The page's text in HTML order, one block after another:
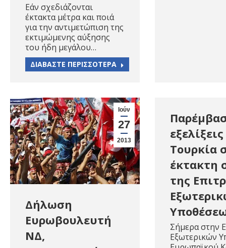
Εάν σχεδιάζονται
έκτακτα μέτρα και ποιά
για την αντιμετώπιση της
εκτιμώμενης αύξησης
του ήδη μεγάλου…
ΔΙΑΒΑΣΤΕ ΠΕΡΙΣΣΟΤΕΡΑ
Ιούν
27
2013
Δήλωση
Ευρωβουλευτή
ΝΔ,
Τουρκία
έκτακτη
της
Σήμερα στην
Εξωτερικών